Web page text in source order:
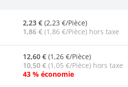
2,23 € (2,23 €/Pièce)
1,86 € (1,86 €/Pièce) hors taxe
12,60 € (1,26 €/Pièce)
10,50 € (1,05 €/Pièce) hors taxe
43 % économie